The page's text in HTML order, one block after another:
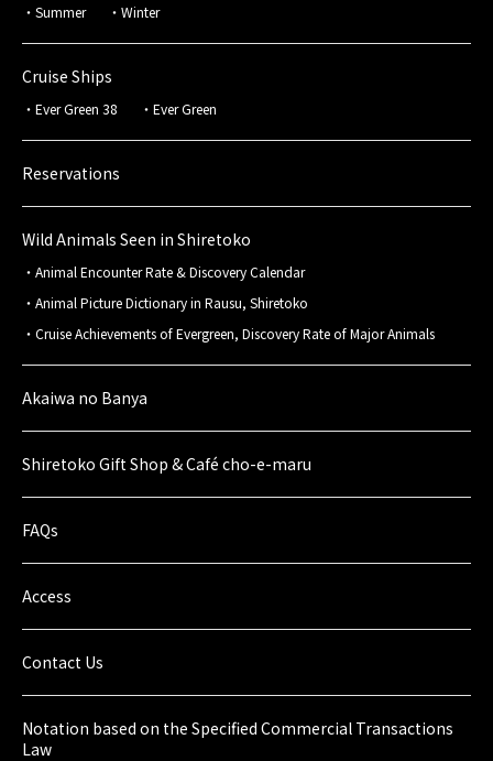
Summer Winter
Cruise Ships
Ever Green 38 Ever Green
Reservations
Wild Animals Seen in Shiretoko
Animal Encounter Rate & Discovery Calendar
Animal Picture Dictionary in Rausu, Shiretoko
Cruise Achievements of Evergreen, Discovery Rate of Major Animals
Akaiwa no Banya
Shiretoko Gift Shop & Café cho-e-maru
FAQs
Access
Contact Us
Notation based on the Specified Commercial Transactions
Law